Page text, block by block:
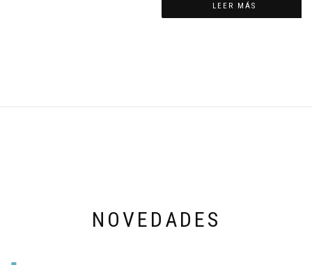
LEER MÁS
NOVEDADES